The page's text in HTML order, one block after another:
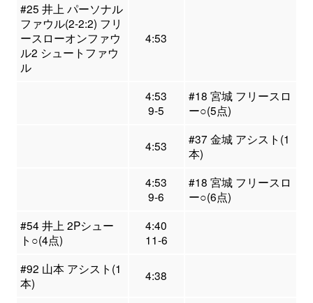
#25 井上 パーソナル
ファウル(2-2:2) フリ
ースローオンファウ
ル2 シュートファウ
ル
4:53
4:53
9-5
#18 宮城 フリースロ
ー○(5点)
4:53
#37 金城 アシスト(1
本)
4:53
9-6
#18 宮城 フリースロ
ー○(6点)
#54 井上 2Pシュー
ト○(4点)
4:40
11-6
#92 山本 アシスト(1
本)
4:38